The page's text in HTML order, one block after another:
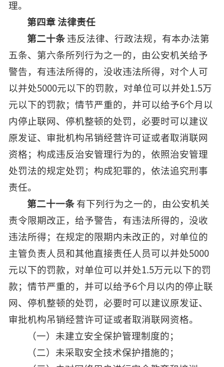
理。
第四章 法律责任
第二十条 违反法律、行政法规，有本办法第
五条、第六条所列行为之一的，由公安机关给予
警告，有违法所得的，没收违法所得，对个人可
以并处5000元以下的罚款，对单位可以并处1.5万
元以下的罚款；情节严重的，并可以给予6个月以
内停止联网、停机整顿的处罚，必要时可以建议
原发证、审批机构吊销经营许可证或者取消联网
资格；构成违反治安管理行为的，依照治安管理
处罚法的规定处罚；构成犯罪的，依法追究刑事
责任。
第二十一条 有下列行为之一的，由公安机关
责令限期改正，给予警告，有违法所得的，没收
违法所得；在规定的限期内未改正的，对单位的
主管负责人员和其他直接责任人员可以并处5000
元以下的罚款，对单位可以并处1.5万元以下的罚
款；情节严重的，并可以给予6个月以内的停止联
网、停机整顿的处罚，必要时可以建议原发证、
审批机构吊销经营许可证或者取消联网资格。
（一）未建立安全保护管理制度的；
（二）未采取安全技术保护措施的；